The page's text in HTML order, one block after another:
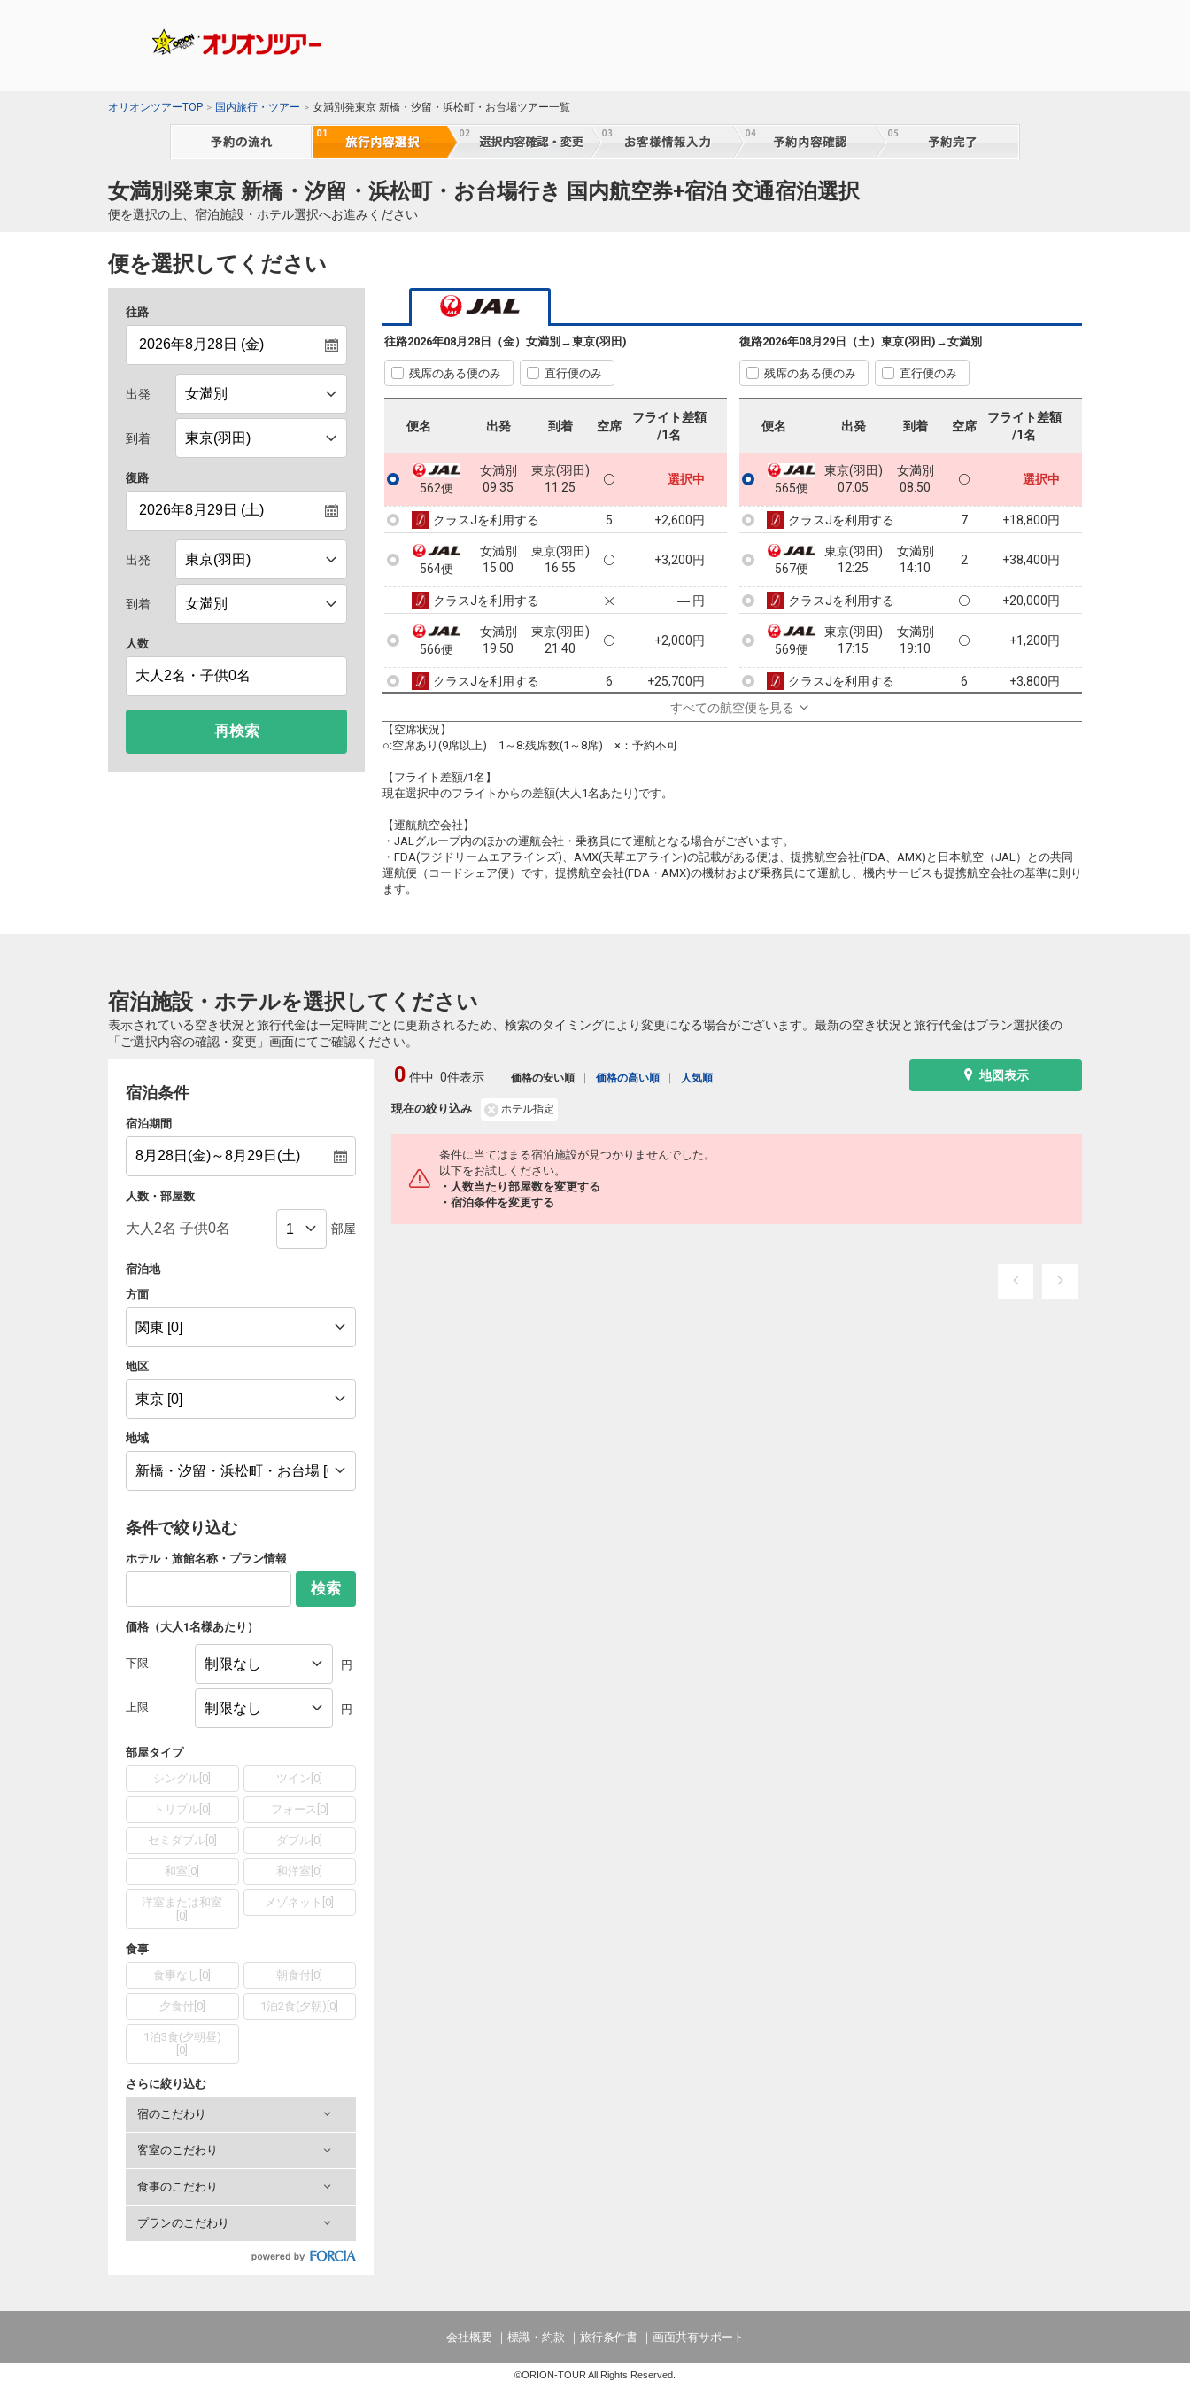
オリオンツアーTOP 国内旅行・ツアー 女満別発東京 新橋・汐留・浜松町・お台場ツアー一覧
女満別発東京 新橋・汐留・浜松町・お台場行き 国内航空券+宿泊 交通宿泊選択
便を選択の上、宿泊施設・ホテル選択へお進みください
便を選択してください
往路
出発
到着
復路
出発
到着
人数
再検索
往路2026年08月28日（金） 女満別 →東京(羽田)
残席のある便のみ 直行便のみ
便名 出発 到着 空席
フライト差額
/1名
562便
女満別
09:35
東京(羽田)
11:25
選択中
クラスJを利用する 5 +2,600円
564便
女満別
15:00
東京(羽田)
16:55
+3,200円
クラスJを利用する ― 円
566便
女満別
19:50
東京(羽田)
21:40
+2,000円
クラスJを利用する 6 +25,700円
復路2026年08月29日（土） 東京(羽田) →女満別
残席のある便のみ 直行便のみ
便名 出発 到着 空席
フライト差額
/1名
565便
東京(羽田)
07:05
女満別
08:50
選択中
クラスJを利用する 7 +18,800円
567便
東京(羽田)
12:25
女満別
14:10
2 +38,400円
クラスJを利用する +20,000円
569便
東京(羽田)
17:15
女満別
19:10
+1,200円
クラスJを利用する 6
+3,800円
すべての航空便を見る
【空席状況】
○:空席あり(9席以上) 1～8:残席数(1～8席) ×：予約不可
【フライト差額/1名】
現在選択中のフライトからの差額(大人1名あたり)です。
【運航航空会社】
・JALグループ内のほかの運航会社・乗務員にて運航となる場合がございます。
・FDA(フジドリームエアラインズ)、AMX(天草エアライン)の記載がある便は、提携航空会社(FDA、AMX)と日本航空（JAL）との共同
運航便（コードシェア便）です。提携航空会社(FDA・AMX)の機材および乗務員にて運航し、機内サービスも提携航空会社の基準に則り
ます。
宿泊施設・ホテルを選択してください
表示されている空き状況と旅行代金は一定時間ごとに更新されるため、検索のタイミングにより変更になる場合がございます。最新の空き状況と旅行代金はプラン選択後の
「ご選択内容の確認・変更」画面にてご確認ください。
宿泊条件
宿泊期間
人数・部屋数
部屋
宿泊地
方面
地区
地域
条件で絞り込む
ホテル・旅館名称・プラン情報
検索
価格（大人1名様あたり）
下限 円
上限 円
部屋タイプ
シングル 0 ツイン 0
トリプル 0 フォース 0]
セミダブル[ 0] ダブル 0
和室 0 和洋室 0
洋室または和室
0
メゾネット 0
食事
食事なし 0 朝食付 0
夕食付 0] 1泊2食(夕朝) 0
1泊3食(夕朝昼)
0
さらに絞り込む
宿のこだわり
客室のこだわり
食事のこだわり
プランのこだわり
地図表示
現在の絞り込み ホテル指定
0 件中 0件表示 価格の安い順 価格の高い順 人気順
条件に当てはまる宿泊施設が見つかりませんでした。
以下をお試しください。
・人数当たり部屋数を変更する
・宿泊条件を変更する
会社概要 標識・約款 旅行条件書 画面共有サポート
©ORION-TOUR All Rights Reserved.